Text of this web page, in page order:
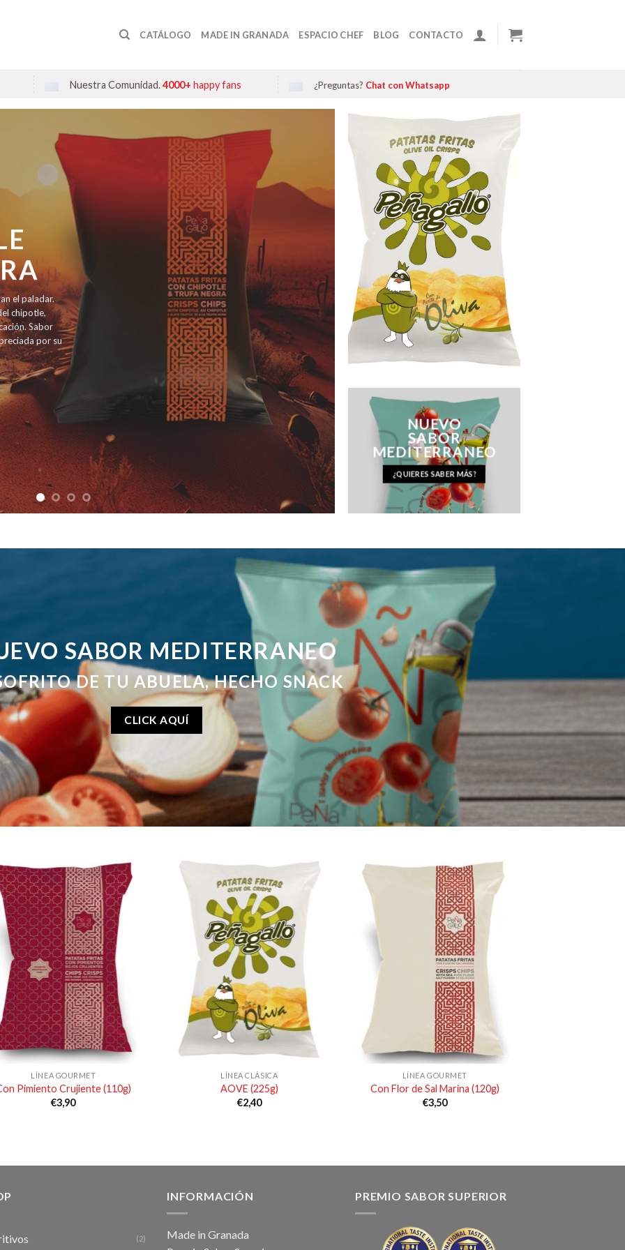
CATÁLOGO MADE IN GRANADA ESPACIO CHEF BLOG CONTACTO
Nuestra Comunidad.4000+ happy fans ¿Preguntas? Chat con Whatsapp
el paladar.
chipotle,
Sabor
por su
PREMIO
NUEVO
SABOR
MEDITERRANEO
¿QUIERES SABER MÁS?
SABOR MEDITERRANEO
DE TU ABUELA, HECHO SNACK
CLICK AQUÍ
LÍNEA GOURMET
Pimiento Crujiente (110g)
€3,90
LÍNEA CLÁSICA
AOVE (225g)
€2,40
LÍNEA GOURMET
Con Flor de Sal Marina (120g)
€3,50
(2)
INFORMACIÓN
Made in Granada
PREMIO SABOR SUPERIOR